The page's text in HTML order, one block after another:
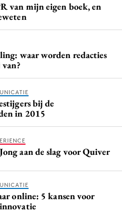
van mijn eigen boek, en
waar worden redacties
bij de
in 2015
aan de slag voor Quiver
online: 5 kansen voor